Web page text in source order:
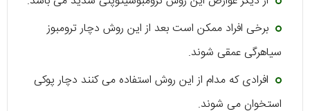
برخی افراد ممکن است بعد از این روش دچار ترومبوز
سیاهرگی عمقی شوند.
افرادی که مدام از این روش استفاده می کنند دچار پوکی
استخوان می شوند.